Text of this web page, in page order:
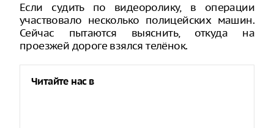
Если судить по видеоролику, в операции
участвовало несколько полицейских машин.
Сейчас пытаются выяснить, откуда на
проезжей дороге взялся телёнок.
Читайте нас в